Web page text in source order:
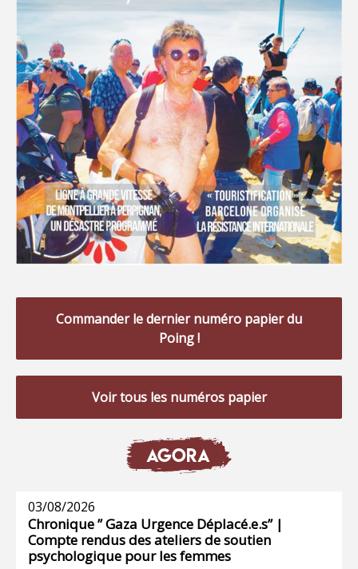
Commander le dernier numéro papier du
Poing !
Voir tous les numéros papier
AGORA
03/08/2026
Chronique ” Gaza Urgence Déplacé.e.s” |
Compte rendus des ateliers de soutien
psychologique pour les femmes